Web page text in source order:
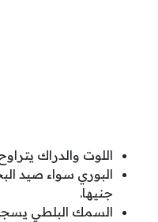
اللوت والدراك يتراوح الكيلو
جنيها.